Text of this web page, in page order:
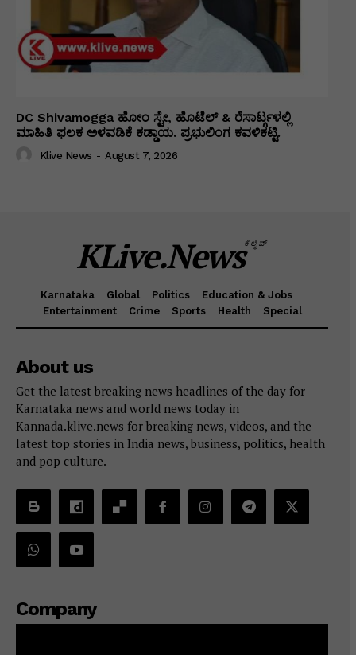
DC Shivamogga ಹೋಂ ಸ್ಟೇ, ಹೊಟೆಲ್ & ರೆಸಾರ್ಟ್ಗಳಲ್ಲಿ
ಮಾಹಿತಿ ಫಲಕ ಅಳವಡಿಕೆ ಕಡ್ಡಾಯ. ಪ್ರಭುಲಿಂಗ ಕವಳಿಕಟ್ಟಿ.
Klive News - August 7, 2026
KLive.Newsಕೆಲೈವ್
Karnataka Global Politics
Education & Jobs
Entertainment
Crime Sports Health Special
About us
Get the latest breaking news headlines of the day for
Karnataka news and world news today in
Kannada.klive.news for breaking news, videos, and the
latest top stories in India news, business, politics, health
and pop culture.
Company